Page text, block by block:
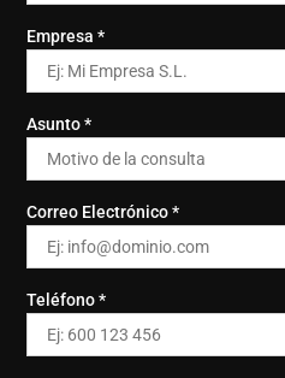
Empresa *
Asunto *
Correo Electrónico *
Teléfono *